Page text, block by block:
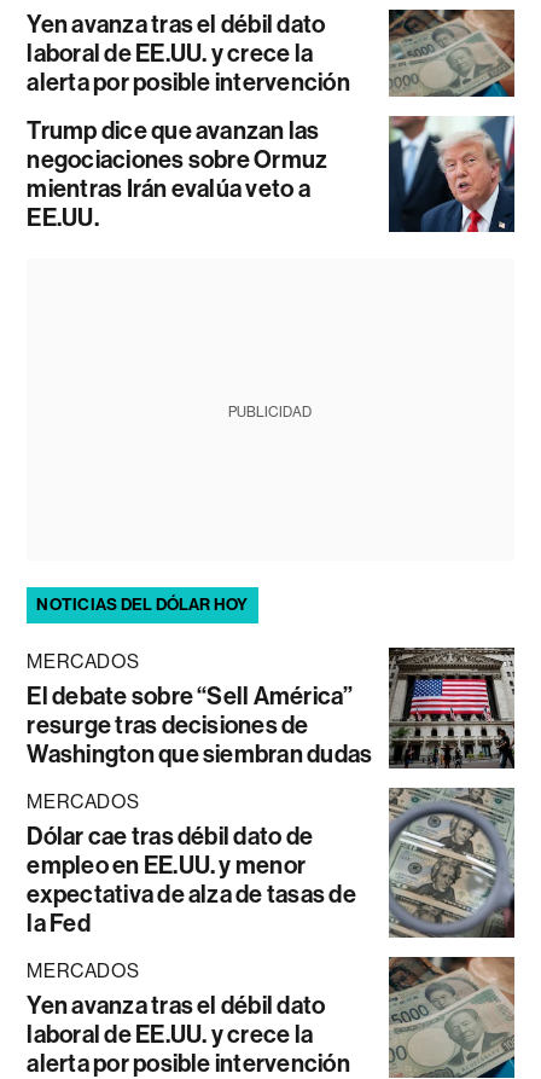
Yen avanza tras el débil dato
laboral de EE.UU. y crece la
alerta por posible intervención
Trump dice que avanzan las
negociaciones sobre Ormuz
mientras Irán evalúa veto a
EE.UU.
PUBLICIDAD
NOTICIAS DEL DÓLAR HOY
MERCADOS
El debate sobre “Sell América”
resurge tras decisiones de
Washington que siembran dudas
MERCADOS
Dólar cae tras débil dato de
empleo en EE.UU. y menor
expectativa de alza de tasas de
la Fed
MERCADOS
Yen avanza tras el débil dato
laboral de EE.UU. y crece la
alerta por posible intervención